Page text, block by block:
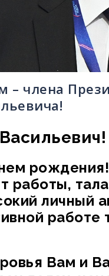
– члена
рождения!
работы,
личный
работе
Вам и